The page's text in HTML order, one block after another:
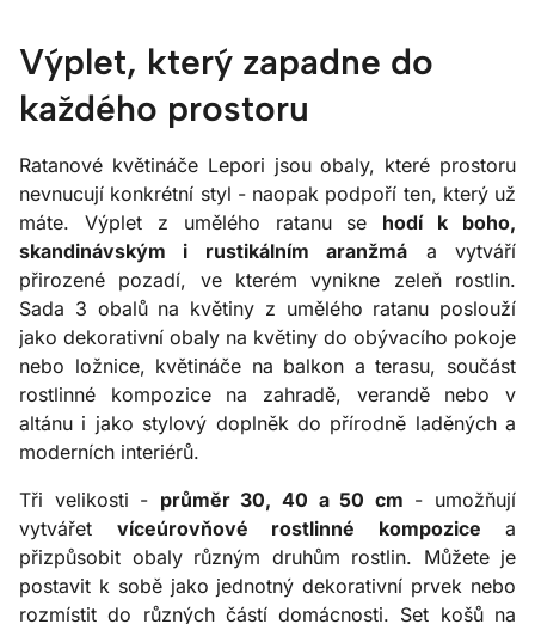
Výplet, který zapadne do
každého prostoru
Ratanové květináče Lepori jsou obaly, které prostoru
nevnucují konkrétní styl - naopak podpoří ten, který už
máte. Výplet z umělého ratanu se hodí k boho,
skandinávským i rustikálním aranžmá a vytváří
přirozené pozadí, ve kterém vynikne zeleň rostlin.
Sada 3 obalů na květiny z umělého ratanu poslouží
jako dekorativní obaly na květiny do obývacího pokoje
nebo ložnice, květináče na balkon a terasu, součást
rostlinné kompozice na zahradě, verandě nebo v
altánu i jako stylový doplněk do přírodně laděných a
moderních interiérů.
Tři velikosti - průměr 30, 40 a 50 cm - umožňují
vytvářet víceúrovňové rostlinné kompozice a
přizpůsobit obaly různým druhům rostlin. Můžete je
postavit k sobě jako jednotný dekorativní prvek nebo
rozmístit do různých částí domácnosti. Set košů na